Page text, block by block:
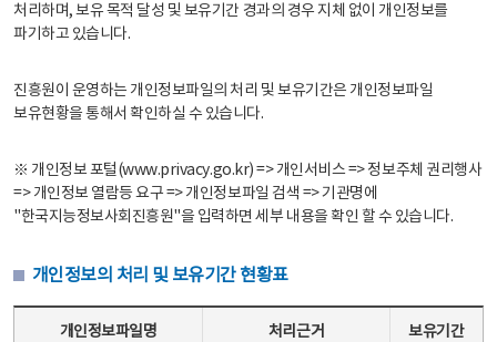
처리하며, 보유 목적 달성 및 보유기간 경과의 경우 지체 없이 개인정보를
파기하고 있습니다.
진흥원이 운영하는 개인정보파일의 처리 및 보유기간은 개인정보파일
보유현황을 통해서 확인하실 수 있습니다.
※ 개인정보 포털(www.privacy.go.kr) => 개인서비스 => 정보주체 권리행사
=> 개인정보 열람등 요구 => 개인정보파일 검색 => 기관명에
"한국지능정보사회진흥원"을 입력하면 세부 내용을 확인 할 수 있습니다.
개인정보의 처리 및 보유기간 현황표
개인정보파일명 처리근거 보유기간